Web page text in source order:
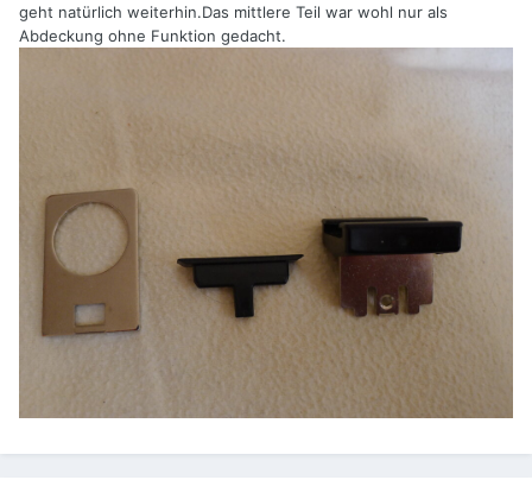
geht natürlich weiterhin.Das mittlere Teil war wohl nur als
Abdeckung ohne Funktion gedacht.